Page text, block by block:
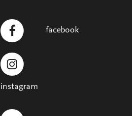
facebook
instagram